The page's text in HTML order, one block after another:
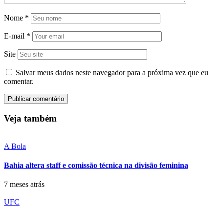
Nome *
E-mail *
Site
Salvar meus dados neste navegador para a próxima vez que eu
comentar.
Veja também
A Bola
Bahia altera staff e comissão técnica na divisão feminina
7 meses atrás
UFC